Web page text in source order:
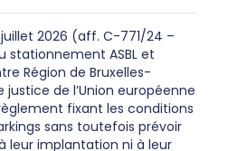
2026 (aff. C-771/24 –
stationnement ASBL et
Région de Bruxelles-
justice de l’Union européenne
fixant les conditions
sans toutefois prévoir
leur implantation ni à leur